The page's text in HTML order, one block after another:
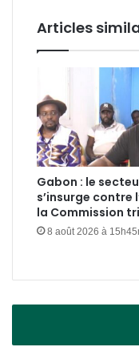
Articles
Gabon : le
s’insurge contre
la Commission
8 août 2026 à